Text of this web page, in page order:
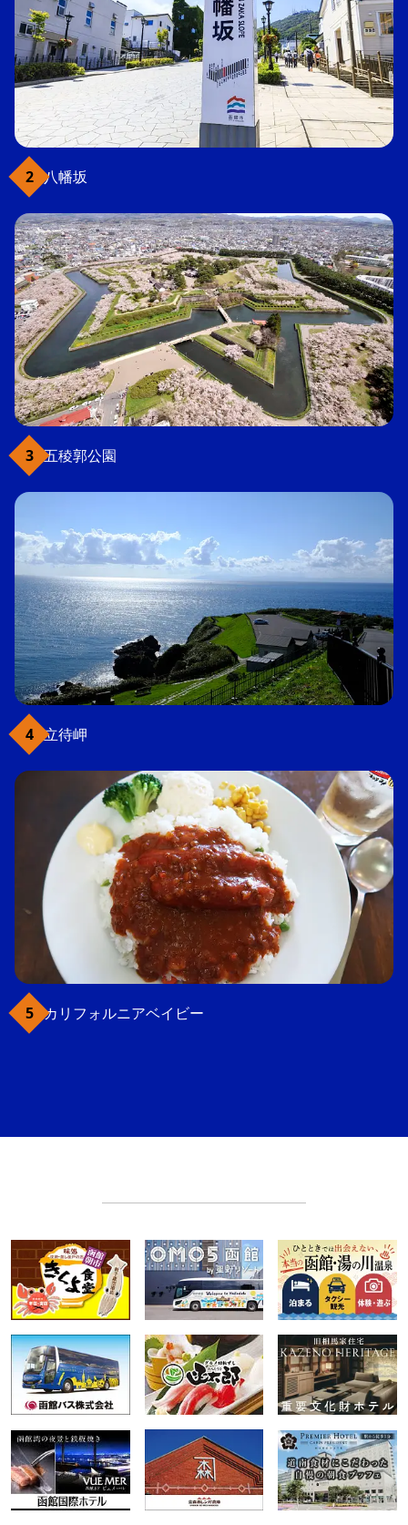
八幡坂
五稜郭公園
立待岬
カリフォルニアベイビー